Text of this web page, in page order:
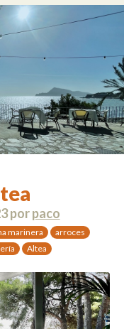
porpaco
marinera
arroces
Altea